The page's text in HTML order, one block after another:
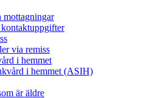
mottagningar
via remiss
i hemmet
i hemmet (ASIH)
är äldre